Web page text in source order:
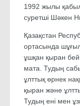
1992 жылы
суретші Шәкен
Қазақстан
ортасында
ұшқан қыран
мата. Тудың
ұлттық өрнек
қыран және
Тудың ені мен